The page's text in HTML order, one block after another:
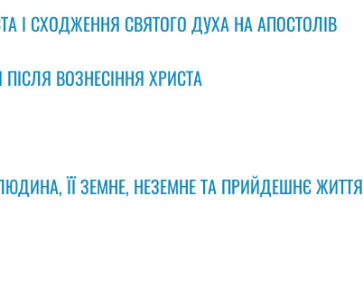
І СХОДЖЕННЯ СВЯТОГО ДУХА НА АПОСТОЛІВ
ВОЗНЕСІННЯ ХРИСТА
ЇЇ ЗЕМНЕ, НЕЗЕМНЕ ТА ПРИЙДЕШНЄ ЖИТТЯ